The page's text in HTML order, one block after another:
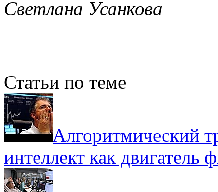
Светлана Усанкова
Статьи по теме
Алгоритмический
интеллект как двигатель